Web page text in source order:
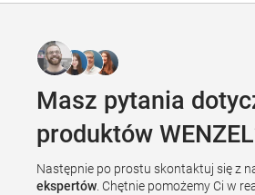
Masz pytania
produktów
Następnie po prostu skontaktuj się z
ekspertów. Chętnie pomożemy Ci w